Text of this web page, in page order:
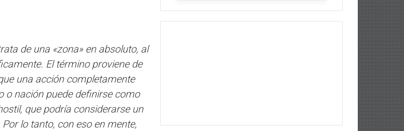
de una «zona» en absoluto, al
El término proviene de
una acción completamente
o nación puede definirse como
que podría considerarse un
lo tanto, con eso en mente,